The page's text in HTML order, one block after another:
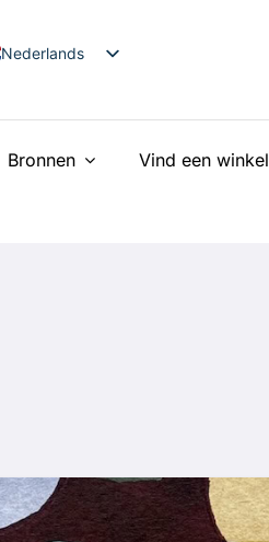
Nederlands
日本語
Français
Bronnen
Vind een winkel